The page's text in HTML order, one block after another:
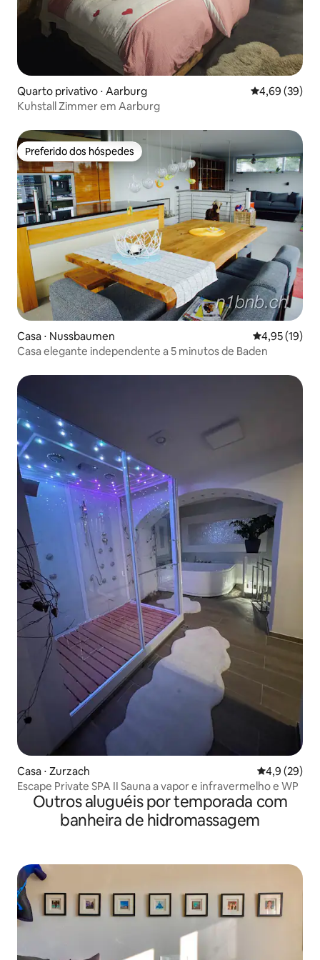
Quarto privativo ⋅ Aarburg 4,69 de uma
4,69 (39)
Kuhstall Zimmer em Aarburg
Preferido dos hóspedes
Preferido dos hóspedes
Casa ⋅ Nussbaumen 4,95 de uma
4,95 (19)
Casa elegante independente a 5 minutos de Baden
Casa ⋅ Zurzach 4,9 de uma
4,9 (29)
Escape Private SPA II Sauna a vapor e infravermelho e WP
Outros aluguéis por temporada com
banheira de hidromassagem